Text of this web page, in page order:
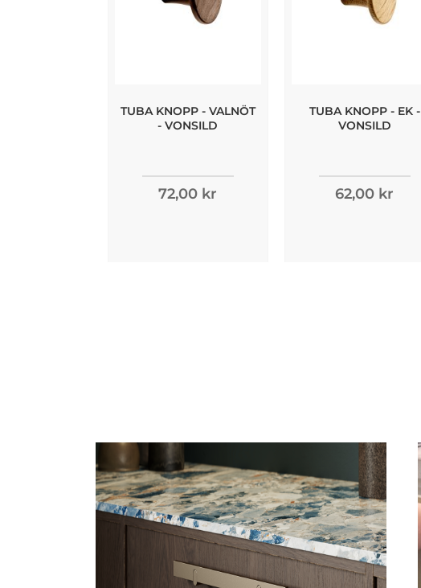
TUBA KNOPP - VALNÖT
- VONSILD
72,00 kr
TUBA KNOPP - EK -
VONSILD
62,00 kr